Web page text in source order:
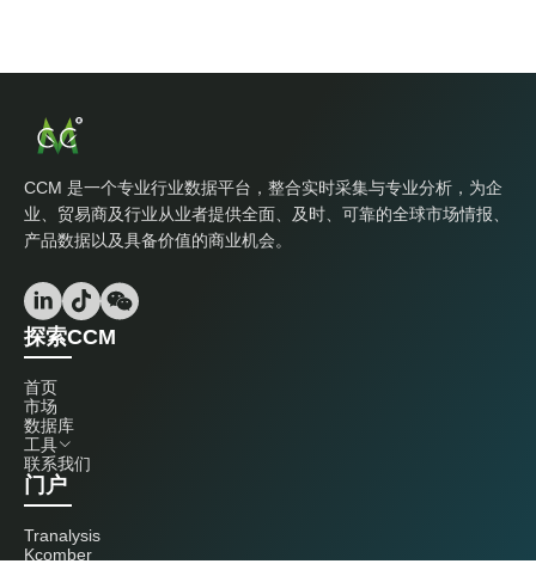
CCM 是一个专业行业数据平台，整合实时采集与专业分析，为企
业、贸易商及行业从业者提供全面、及时、可靠的全球市场情报、
产品数据以及具备价值的商业机会。
探索CCM
首页
市场
数据库
工具
联系我们
门户
Tranalysis
Kcomber